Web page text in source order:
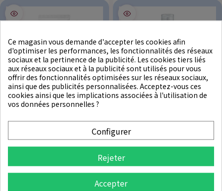
★★★★★
Aqua Rice Foam Cleanser 160ml
★★★★★
S.NATURE
Aqua Oasis Toner 300ml
Ce magasin vous demande d'accepter les cookies afin
d'optimiser les performances, les fonctionnalités des réseaux
sociaux et la pertinence de la publicité. Les cookies tiers liés
aux réseaux sociaux et à la publicité sont utilisés pour vous
offrir des fonctionnalités optimisées sur les réseaux sociaux,
ainsi que des publicités personnalisées. Acceptez-vous ces
cookies ainsi que les implications associées à l'utilisation de
vos données personnelles ?
Configurer
Rejeter
Accepter